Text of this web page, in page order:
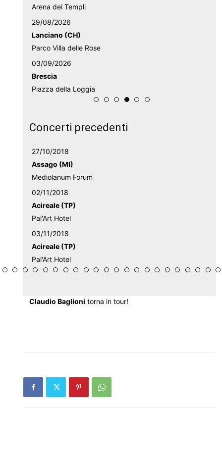
Arena dei Templi
29/08/2026
Lanciano (CH)
Parco Villa delle Rose
03/09/2026
Brescia
Piazza della Loggia
Concerti precedenti
27/10/2018
Assago (MI)
Mediolanum Forum
02/11/2018
Acireale (TP)
Pal'Art Hotel
03/11/2018
Acireale (TP)
Pal'Art Hotel
Claudio Baglioni torna in tour!